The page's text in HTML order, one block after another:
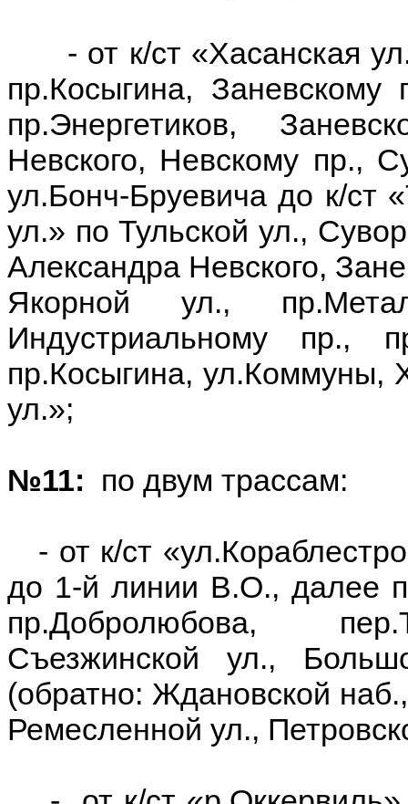
- от к/ст «Хасанская
пр.Косыгина,
пр.Энергетиков,
Невского, Невскому пр.,
ул.Бонч-Бруевича до к/ст
ул.» по Тульской ул.,
Александра Невского,
Якорной ул.,
Индустриальному пр.,
пр.Косыгина, ул.Коммуны,
ул.»;
№11: по двум трассам:
- от к/ст
до 1-й линии В.О., далее
пр.Добролюбова,
Съезжинской ул.,
(обратно: Ждановской
Ремесленной ул.,